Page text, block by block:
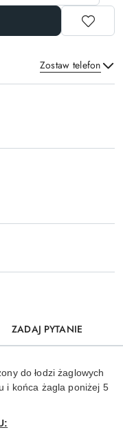
Zostaw telefon
ZADAJ PYTANIE
do łodzi żaglowych
i końca żagla poniżej 5